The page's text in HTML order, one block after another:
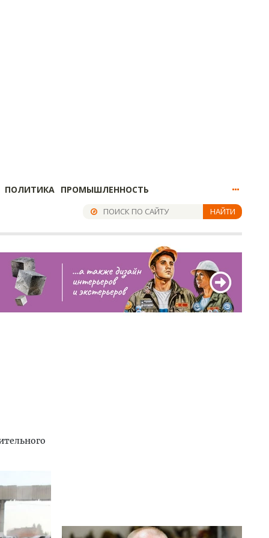
ПОЛИТИКА ПРОМЫШЛЕННОСТЬ
НАЙТИ